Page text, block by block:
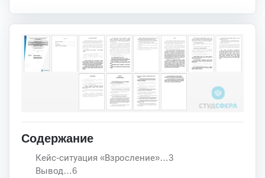
Содержание
Кейс-ситуация «Взросление»…3
Вывод…6